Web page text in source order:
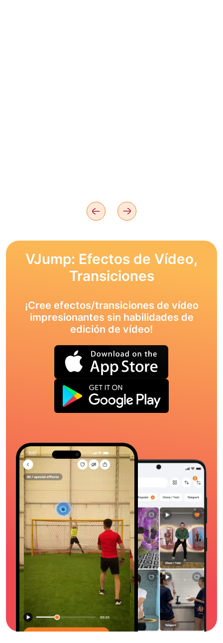
VJump: Efectos de Vídeo,
Transiciones
¡Cree efectos/transiciones de vídeo
impresionantes sin habilidades de
edición de vídeo!